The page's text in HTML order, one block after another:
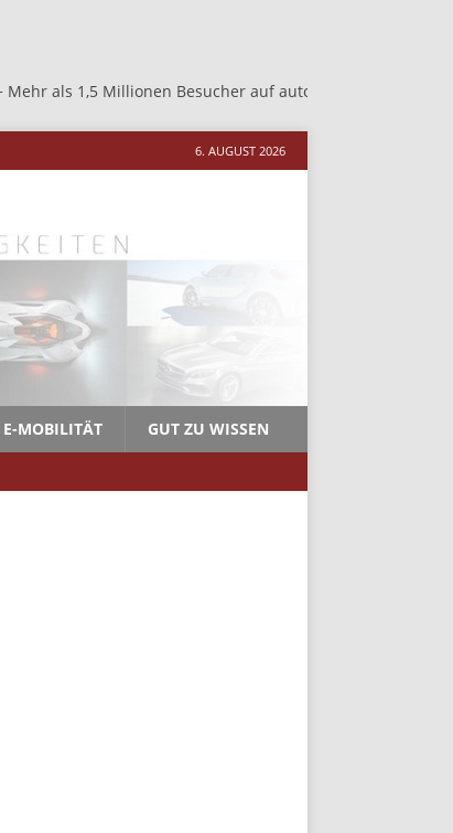
Besucher auf autosalon-neher.de +++ Mehr als
6. AUGUST 2026
E-MOBILITÄT GUT ZU WISSEN